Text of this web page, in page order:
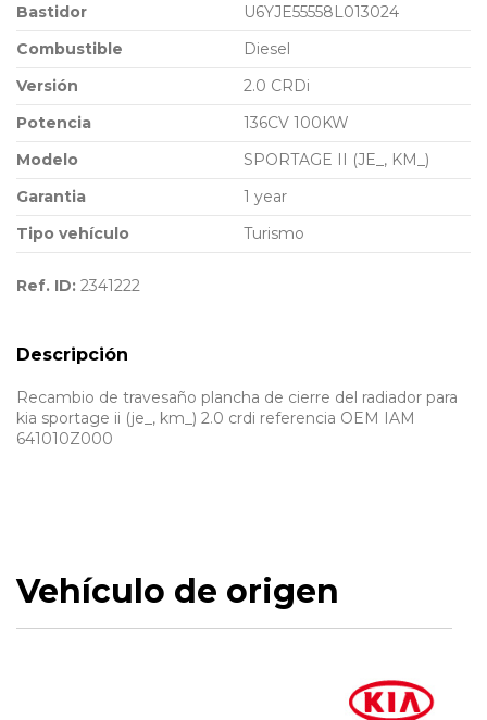
Bastidor
U6YJE55558L013024
Combustible
Diesel
Versión
2.0 CRDi
Potencia
136CV 100KW
Modelo
SPORTAGE II (JE_, KM_)
Garantia
1 year
Tipo vehículo
Turismo
Ref. ID: 2341222
Descripción
Recambio de travesaño plancha de cierre del radiador para
kia sportage ii (je_, km_) 2.0 crdi referencia OEM IAM
641010Z000
Vehículo de origen